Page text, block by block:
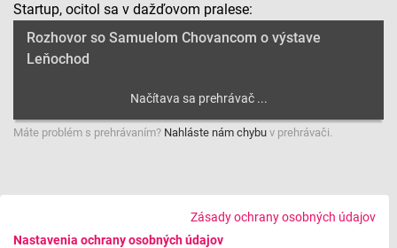
Zásady ochrany osobných údajov
Nastavenia ochrany osobných údajov
Startup, ocitol sa v dažďovom pralese:
Rozhovor so Samuelom Chovancom o výstave
Leňochod
Máte problém s prehrávaním? Nahláste nám chybu v prehrávači.
Multimediálnu inštaláciu Samuela Chovanca nájdete do 6.
novembra v Galérii Jozefa Kollára v Banskej Štiavnici.